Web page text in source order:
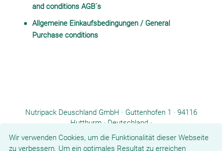
Wir verwenden Cookies, um die Funktionalität dieser Webseite
zu verbessern. Um ein optimales Resultat zu erreichen
and conditions AGB´s
Allgemeine Einkaufsbedingungen / General
Purchase conditions
Nutripack Deuschland GmbH · Guttenhofen 1 · 94116
Hutthurm · Deutschland ·
Tel.: +49 8582 9601-0 ·info.de@nutripack.eu